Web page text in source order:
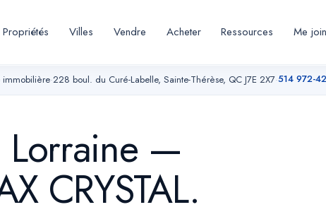
Propriétés Villes Vendre Acheter Ressources Me
·228 boul. du Curé-Labelle, Sainte-Thérèse, QC J7E 2X7·514 972-
Lorraine —
CRYSTAL.